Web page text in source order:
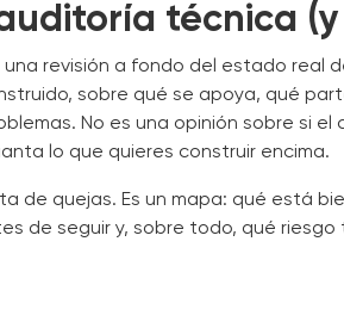
técnica (y
revisión a fondo del estado real
sobre qué se apoya, qué
No es una opinión sobre si el
lo que quieres construir encima.
de quejas. Es un mapa: qué está
de seguir y, sobre todo, qué